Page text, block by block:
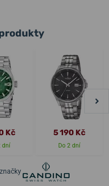
Kč
dní
5 190 Kč
Do 2 dní
značky